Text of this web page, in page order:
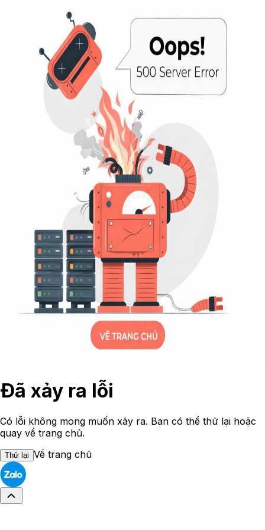
Đã xảy ra lỗi
Có lỗi không mong muốn xảy ra. Bạn có thể thử lại hoặc
quay về trang chủ.
Thử lại Về trang chủ